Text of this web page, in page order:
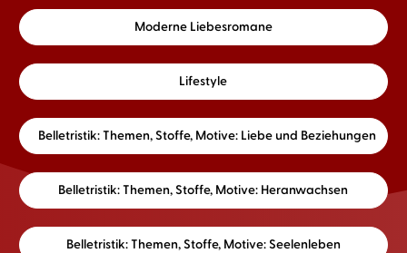
Moderne Liebesromane
Lifestyle
Belletristik: Themen, Stoffe, Motive: Liebe und Beziehungen
Belletristik: Themen, Stoffe, Motive: Heranwachsen
Belletristik: Themen, Stoffe, Motive: Seelenleben